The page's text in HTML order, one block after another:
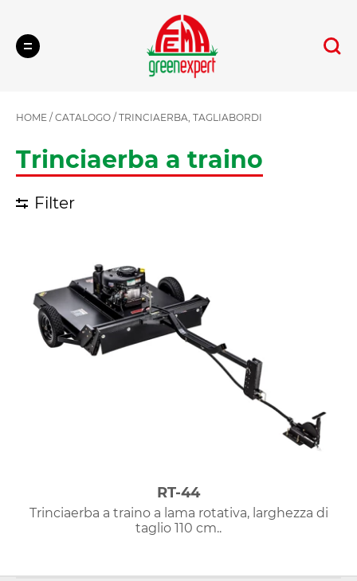
Cerca
HOME / CATALOGO / TRINCIAERBA, TAGLIABORDI
Trinciaerba a traino
Filter
RT-44
Trinciaerba a traino a lama rotativa, larghezza di
taglio 110 cm..